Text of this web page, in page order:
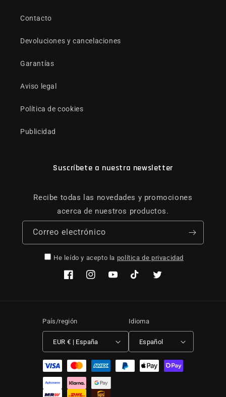
Contacto
Devoluciones y cancelaciones
Garantías
Aviso legal
Política de cookies
Publicidad
Suscríbete a nuestra newsletter
Recibe todas las novedades y promociones
acerca de nuestros productos.
Correo electrónico
He leído y acepto la política de privacidad
FacebookInstagramYouTubeTikTok Twitter
País/región
EUR € | España
Idioma
Español
Formas de pago